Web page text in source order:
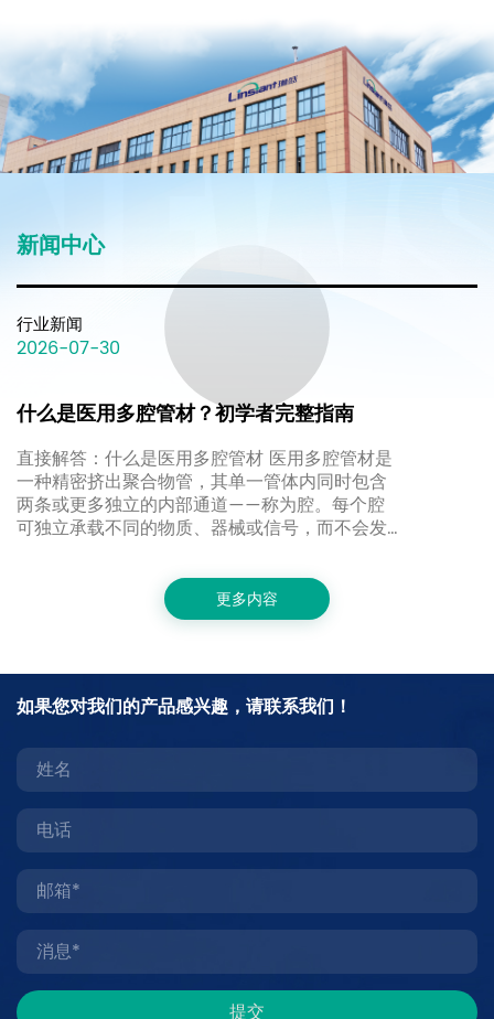
新闻中心
管材？初学者完整指南
医用多腔管材 医用多腔管材是
物管，其单一管体内同时包含
的内部通道——称为腔。每个腔
物质、器械或信号，而不会发
执行多项临床功能：一个腔可
腔输送造影剂，第三个腔负责
这些都在以毫米几分之一计的
关键洞察在于：多腔管材将单
化为多功能平台，降低了手术
地减少了患者入路创伤，并实
管材的设计原则、材料选择、
用——从基础概念到高级规格
的工作原理：核心设计原则 多腔
战在于：为每个腔分配足够的
持足够小的外径以适配预期的
一个腔，都在争夺同一个固定
配置设计是一个优化问题，需
腔尺寸、腔间壁厚（隔膜厚
整性之间取得平衡。 腔几何形
腔管材并不局限于同心排列的圆
出多腔管材支持多种内部几何
简短解答：聚
酰亚胺管材用
构、高抗拉强
实现了非凡
在壁厚低于12
讨材料科学
聚酰亚胺成
创外科中的优
形成刚性的芳
能轮廓，在很
下仍能保持
要求。 关键物理和化
亚胺的主要优
仍能提供170-
更多内容
如果您对我们的产品感兴趣，请联系我们！